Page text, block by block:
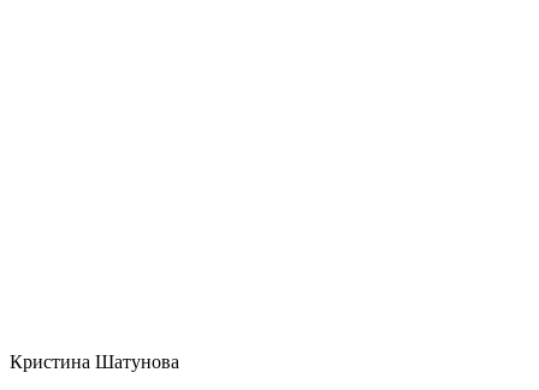
Кристина Шатунова